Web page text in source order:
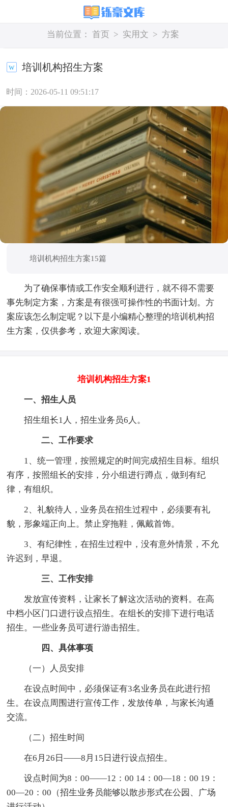
当前位置： 首页 > 实用文 > 方案
培训机构招生方案
时间：2026-05-11 09:51:17
培训机构招生方案15篇
为了确保事情或工作安全顺利进行，就不得不需要
事先制定方案，方案是有很强可操作性的书面计划。方
案应该怎么制定呢？以下是小编精心整理的培训机构招
生方案，仅供参考，欢迎大家阅读。
培训机构招生方案1
一、招生人员
招生组长1人，招生业务员6人。
二、工作要求
1、统一管理，按照规定的时间完成招生目标。组织
有序，按照组长的安排，分小组进行蹲点，做到有纪
律，有组织。
2、礼貌待人，业务员在招生过程中，必须要有礼
貌，形象端正向上。禁止穿拖鞋，佩戴首饰。
3、有纪律性，在招生过程中，没有意外情景，不允
许迟到，早退。
三、工作安排
发放宣传资料，让家长了解这次活动的资料。在高
中档小区门口进行设点招生。在组长的安排下进行电话
招生。一些业务员可进行游击招生。
四、具体事项
（一）人员安排
在设点时间中，必须保证有3名业务员在此进行招
生。在设点周围进行宣传工作，发放传单，与家长沟通
交流。
（二）招生时间
在6月26日——8月15日进行设点招生。
设点时间为8：00——12：00 14：00—18：00 19：
00—20：00（招生业务员能够以散步形式在公园、广场